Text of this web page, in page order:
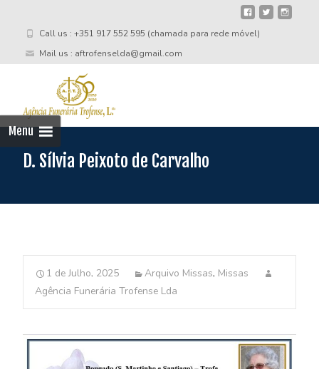
Call us : +351 917 552 595 (chamada para rede móvel)
Mail us : aftrofenselda@gmail.com
Menu
D. Sílvia Peixoto de Carvalho
1 de Julho, 2025 Arquivo Missas, Missas
Agência Funerária Trofense Lda